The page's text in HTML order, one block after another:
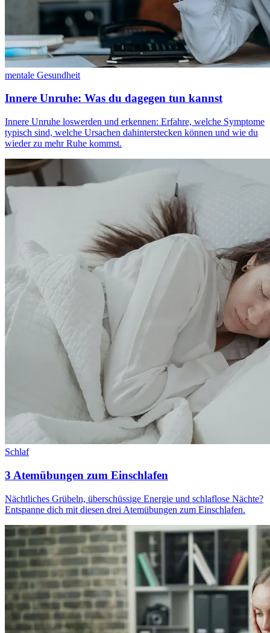
mentale Gesundheit
Innere Unruhe: Was du dagegen tun kannst
Innere Unruhe loswerden und erkennen: Erfahre, welche Symptome
typisch sind, welche Ursachen dahinterstecken können und wie du
wieder zu mehr Ruhe kommst.
Schlaf
3 Atemübungen zum Einschlafen
Nächtliches Grübeln, überschüssige Energie und schlaflose Nächte?
Entspanne dich mit diesen drei Atemübungen zum Einschlafen.